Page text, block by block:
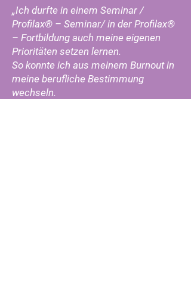
„Ich durfte in einem Seminar /
Profilax® – Seminar/ in der Profilax®
– Fortbildung auch meine eigenen
Prioritäten setzen lernen.
So konnte ich aus meinem Burnout in
meine berufliche Bestimmung
wechseln.